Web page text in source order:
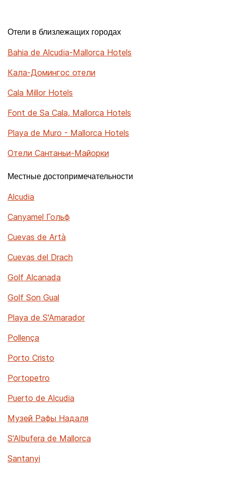
Отели в близлежащих городах
Bahia de Alcudia-Mallorca Hotels
Кала-Домингос отели
Cala Millor Hotels
Font de Sa Cala, Mallorca Hotels
Playa de Muro - Mallorca Hotels
Отели Сантаньи-Майорки
Местные достопримечательности
Alcudia
Canyamel Гольф
Cuevas de Artà
Cuevas del Drach
Golf Alcanada
Golf Son Gual
Playa de S'Amarador
Pollença
Porto Cristo
Portopetro
Puerto de Alcudia
Музей Рафы Надаля
S'Albufera de Mallorca
Santanyi